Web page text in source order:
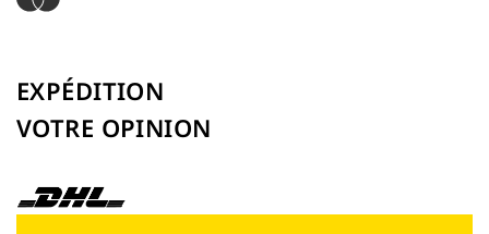
EXPÉDITION
VOTRE OPINION